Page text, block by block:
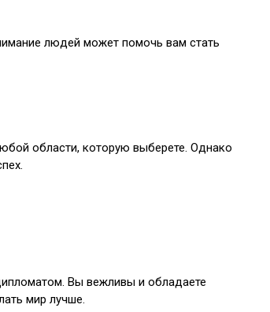
людей может помочь вам стать
области, которую выберете. Однако
Вы вежливы и обладаете
мир лучше.